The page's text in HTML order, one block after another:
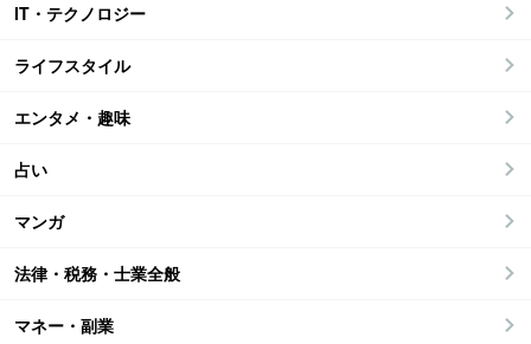
IT・テクノロジー
ライフスタイル
エンタメ・趣味
占い
マンガ
法律・税務・士業全般
マネー・副業